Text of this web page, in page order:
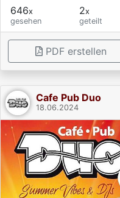
646x
gesehen
2x
geteilt
PDF erstellen
Cafe Pub Duo
18.06.2024